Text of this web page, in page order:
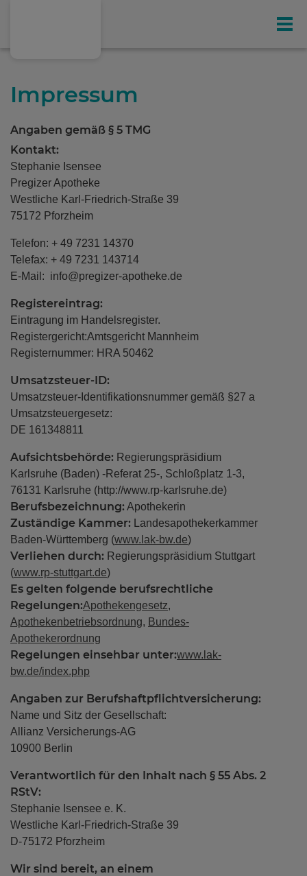
Online-Shop
Leistungen
Hausspezialitäten
Gesundheitstipps
Service
Wissenswertes
Über uns
Kontakt
Impressum
Angaben gemäß § 5 TMG
Kontakt:
Stephanie Isensee
Pregizer Apotheke
Westliche Karl-Friedrich-Straße 39
75172 Pforzheim
Telefon: + 49 7231 14370
Telefax: + 49 7231 143714
E-Mail: info@pregizer-apotheke.de
Registereintrag:
Eintragung im Handelsregister.
Registergericht:Amtsgericht Mannheim
Registernummer: HRA 50462
Umsatzsteuer-ID:
Umsatzsteuer-Identifikationsnummer gemäß §27 a
Umsatzsteuergesetz:
DE 161348811
Aufsichtsbehörde: Regierungspräsidium
Karlsruhe (Baden) -Referat 25-, Schloßplatz 1-3,
76131 Karlsruhe (http://www.rp-karlsruhe.de)
Berufsbezeichnung: Apothekerin
Zuständige Kammer: Landesapothekerkammer
Baden-Württemberg (www.lak-bw.de)
Verliehen durch: Regierungspräsidium Stuttgart
(www.rp-stuttgart.de)
Es gelten folgende berufsrechtliche
Regelungen:Apothekengesetz,
Apothekenbetriebsordnung, Bundes-
Apothekerordnung
Regelungen einsehbar unter:www.lak-
bw.de/index.php
Angaben zur Berufshaftpflichtversicherung:
Name und Sitz der Gesellschaft:
Allianz Versicherungs-AG
10900 Berlin
Verantwortlich für den Inhalt nach § 55 Abs. 2
RStV:
Stephanie Isensee e. K.
Westliche Karl-Friedrich-Straße 39
D-75172 Pforzheim
Wir sind bereit, an einem